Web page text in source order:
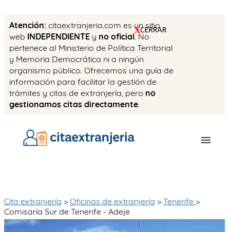
Atención: citaextranjeria.com es un sitio
web INDEPENDIENTE y no oficial. No
pertenece al Ministerio de Política Territorial
y Memoria Democrática ni a ningún
organismo público. Ofrecemos una guía de
información para facilitar la gestión de
trámites y citas de extranjería, pero no
gestionamos citas directamente.
TASAS
Cita extranjería > Oficinas de extranjería > Tenerife >
Comisaría Sur de Tenerife - Adeje